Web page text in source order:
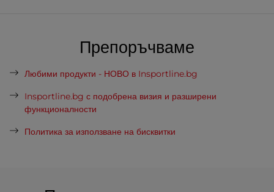
Препоръчваме
Любими продукти - НОВО в Insportline.bg
Insportline.bg с подобрена визия и разширени
функционалности
Политика за използване на бисквитки